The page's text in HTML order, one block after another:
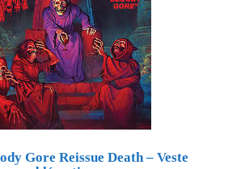
Gore Reissue Death – Veste